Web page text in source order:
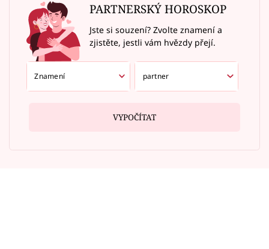
PARTNERSKÝ HOROSKOP
Jste si souzení? Zvolte znamení a
zjistěte, jestli vám hvězdy přejí.
VYPOČÍTAT